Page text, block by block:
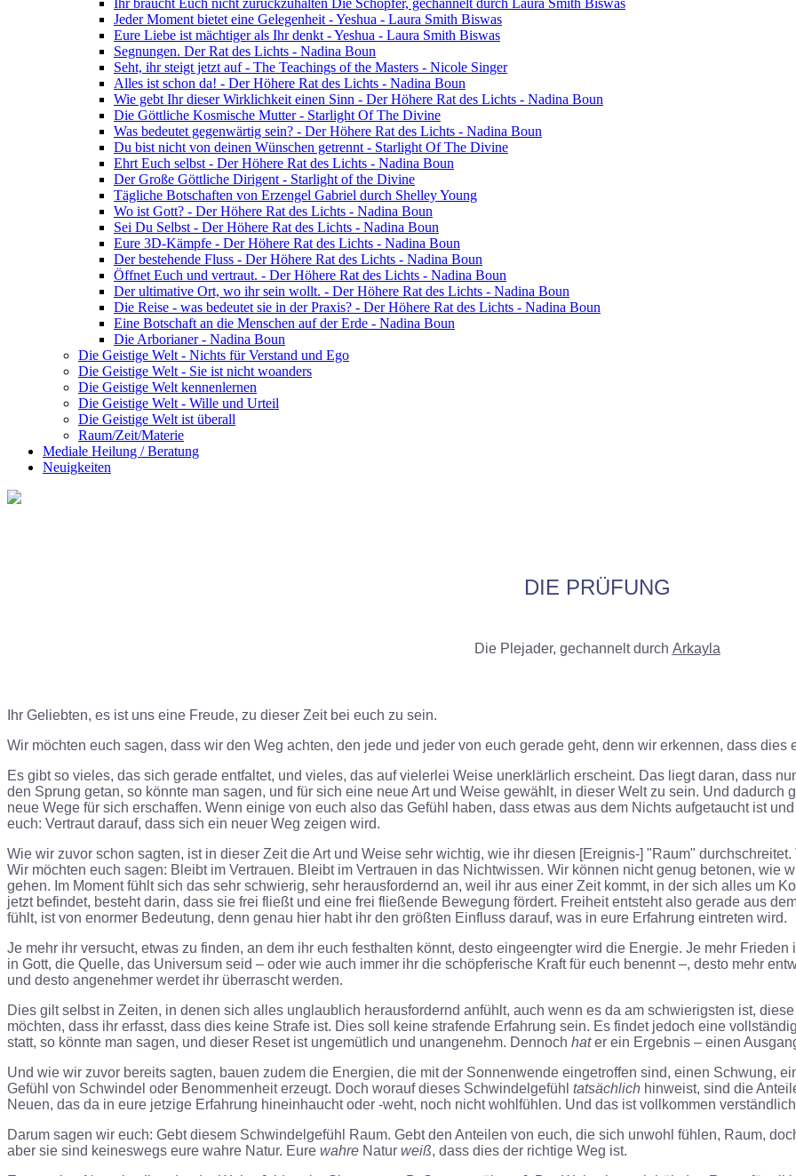
Jeder Moment bietet eine Gelegenheit - Yeshua - Laura Smith Biswas
Eure Liebe ist mächtiger als Ihr denkt - Yeshua - Laura Smith Biswas
Segnungen. Der Rat des Lichts - Nadina Boun
Seht, ihr steigt jetzt auf - The Teachings of the Masters - Nicole Singer
Alles ist schon da! - Der Höhere Rat des Lichts - Nadina Boun
Wie gebt Ihr dieser Wirklichkeit einen Sinn - Der Höhere Rat des Lichts - Nadina Boun
Die Göttliche Kosmische Mutter - Starlight Of The Divine
Was bedeutet gegenwärtig sein? - Der Höhere Rat des Lichts - Nadina Boun
Du bist nicht von deinen Wünschen getrennt - Starlight Of The Divine
Ehrt Euch selbst - Der Höhere Rat des Lichts - Nadina Boun
Der Große Göttliche Dirigent - Starlight of the Divine
Tägliche Botschaften von Erzengel Gabriel durch Shelley Young
Wo ist Gott? - Der Höhere Rat des Lichts - Nadina Boun
Sei Du Selbst - Der Höhere Rat des Lichts - Nadina Boun
Eure 3D-Kämpfe - Der Höhere Rat des Lichts - Nadina Boun
Der bestehende Fluss - Der Höhere Rat des Lichts - Nadina Boun
Öffnet Euch und vertraut. - Der Höhere Rat des Lichts - Nadina Boun
Der ultimative Ort, wo ihr sein wollt. - Der Höhere Rat des Lichts - Nadina Boun
Die Reise - was bedeutet sie in der Praxis? - Der Höhere Rat des Lichts - Nadina Boun
Eine Botschaft an die Menschen auf der Erde - Nadina Boun
Die Arborianer - Nadina Boun
Die Geistige Welt - Nichts für Verstand und Ego
Die Geistige Welt - Sie ist nicht woanders
Die Geistige Welt kennenlernen
Die Geistige Welt - Wille und Urteil
Die Geistige Welt ist überall
Raum/Zeit/Materie
Mediale Heilung / Beratung
Neuigkeiten
DIE PRÜFUNG
Die Plejader, gechannelt durch Arkayla
Ihr Geliebten, es ist uns eine Freude, zu dieser Zeit bei euch zu sein.
Wir möchten euch sagen, dass wir den Weg achten, den jede und jeder von euch gerade geht, denn wir erkennen, dass dies
Es gibt so vieles, das sich gerade entfaltet, und vieles, das auf vielerlei Weise unerklärlich erscheint. Das liegt daran, dass
den Sprung getan, so könnte man sagen, und für sich eine neue Art und Weise gewählt, in dieser Welt zu sein. Und
neue Wege für sich erschaffen. Wenn einige von euch also das Gefühl haben, dass etwas aus dem Nichts aufgetaucht ist
euch: Vertraut darauf, dass sich ein neuer Weg zeigen wird.
Wie wir zuvor schon sagten, ist in dieser Zeit die Art und Weise sehr wichtig, wie ihr diesen [Ereignis-] "Raum"
Wir möchten euch sagen: Bleibt im Vertrauen. Bleibt im Vertrauen in das Nichtwissen. Wir können nicht genug betonen, wie
gehen. Im Moment fühlt sich das sehr schwierig, sehr herausfordernd an, weil ihr aus einer Zeit kommt, in der sich alles um
jetzt befindet, besteht darin, dass sie frei fließt und eine frei fließende Bewegung fördert. Freiheit entsteht also gerade aus
fühlt, ist von enormer Bedeutung, denn genau hier habt ihr den größten Einfluss darauf, was in eure Erfahrung eintreten wird.
Je mehr ihr versucht, etwas zu finden, an dem ihr euch festhalten könnt, desto eingeengter wird die Energie. Je mehr Frieden
in Gott, die Quelle, das Universum seid – oder wie auch immer ihr die schöpferische Kraft für euch benennt –, desto mehr
und desto angenehmer werdet ihr überrascht werden.
Dies gilt selbst in Zeiten, in denen sich alles unglaublich herausfordernd anfühlt, auch wenn es da am schwierigsten ist,
möchten, dass ihr erfasst, dass dies keine Strafe ist. Dies soll keine strafende Erfahrung sein. Es findet jedoch eine
statt, so könnte man sagen, und dieser Reset ist ungemütlich und unangenehm. Dennoch hater ein Ergebnis – einen
Und wie wir zuvor bereits sagten, bauen zudem die Energien, die mit der Sonnenwende eingetroffen sind, einen Schwung,
Gefühl von Schwindel oder Benommenheit erzeugt. Doch worauf dieses Schwindelgefühl tatsächlich hinweist, sind die
Neuen, das da in eure jetzige Erfahrung hineinhaucht oder -weht, noch nicht wohlfühlen. Und das ist vollkommen
Darum sagen wir euch: Gebt diesem Schwindelgefühl Raum. Gebt den Anteilen von euch, die sich unwohl fühlen, Raum,
aber sie sind keineswegs eure wahre Natur. Eure wahre Natur weiß, dass dies der richtige Weg ist.